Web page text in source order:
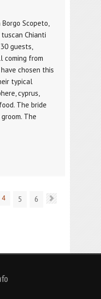
Scopeto,
Chianti
guests,
coming from
chosen this
typical
cyprus,
The bride
The
4 5
6